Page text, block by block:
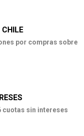
por compras sobre
cuotas sin intereses